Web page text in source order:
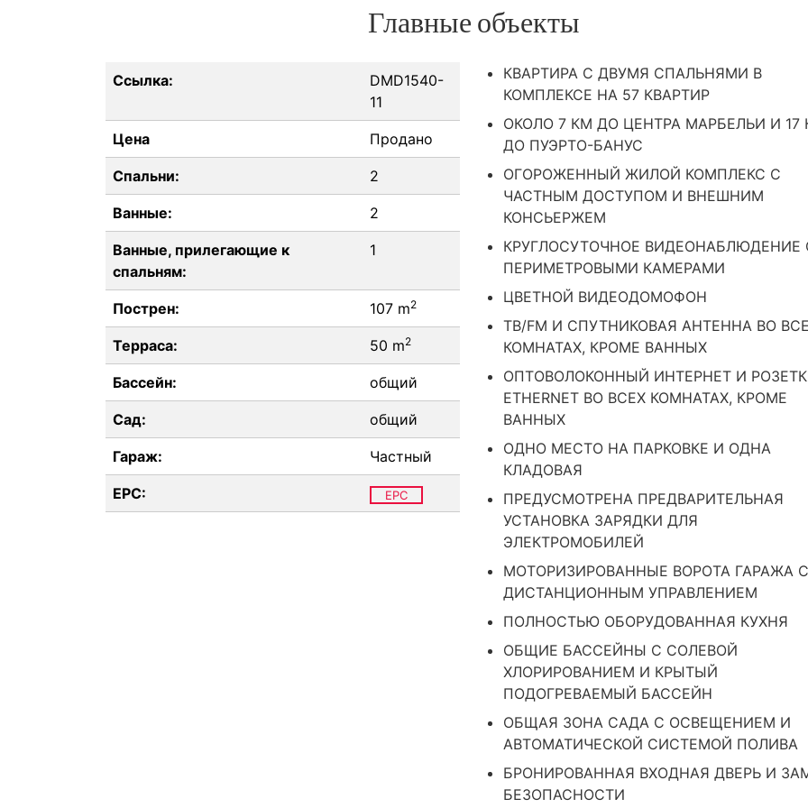
Главные объекты
Ссылка:
DMD1540-
11
Цена Продано
Спальни: 2
Ванные: 2
Ванные, прилегающие к
спальням:
1
Пострен: 107 m2
Терраса: 50 m2
Бассейн: общий
Сад: общий
Гараж: Частный
EPC: EPC
КВАРТИРА С ДВУМЯ СПАЛЬНЯМИ В
КОМПЛЕКСЕ НА 57 КВАРТИР
ОКОЛО 7 КМ ДО ЦЕНТРА МАРБЕЛЬИ И 17
ДО ПУЭРТО-БАНУС
ОГОРОЖЕННЫЙ ЖИЛОЙ КОМПЛЕКС С
ЧАСТНЫМ ДОСТУПОМ И ВНЕШНИМ
КОНСЬЕРЖЕМ
КРУГЛОСУТОЧНОЕ ВИДЕОНАБЛЮДЕНИЕ
ПЕРИМЕТРОВЫМИ КАМЕРАМИ
ЦВЕТНОЙ ВИДЕОДОМОФОН
ТВ/FM И СПУТНИКОВАЯ АНТЕННА ВО
КОМНАТАХ, КРОМЕ ВАННЫХ
ОПТОВОЛОКОННЫЙ ИНТЕРНЕТ И
ETHERNET ВО ВСЕХ КОМНАТАХ, КРОМЕ
ВАННЫХ
ОДНО МЕСТО НА ПАРКОВКЕ И ОДНА
КЛАДОВАЯ
ПРЕДУСМОТРЕНА ПРЕДВАРИТЕЛЬНАЯ
УСТАНОВКА ЗАРЯДКИ ДЛЯ
ЭЛЕКТРОМОБИЛЕЙ
МОТОРИЗИРОВАННЫЕ ВОРОТА ГАРАЖА С
ДИСТАНЦИОННЫМ УПРАВЛЕНИЕМ
ПОЛНОСТЬЮ ОБОРУДОВАННАЯ КУХНЯ
ОБЩИЕ БАССЕЙНЫ С СОЛЕВОЙ
ХЛОРИРОВАНИЕМ И КРЫТЫЙ
ПОДОГРЕВАЕМЫЙ БАССЕЙН
ОБЩАЯ ЗОНА САДА С ОСВЕЩЕНИЕМ И
АВТОМАТИЧЕСКОЙ СИСТЕМОЙ ПОЛИВА
БРОНИРОВАННАЯ ВХОДНАЯ ДВЕРЬ И
БЕЗОПАСНОСТИ